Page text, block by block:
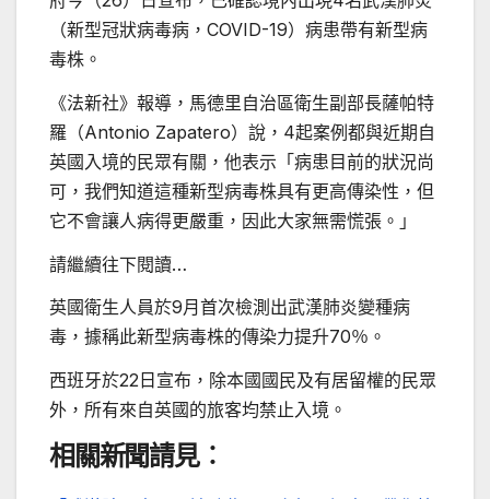
（新型冠狀病毒病，COVID-19）病患帶有新型病
毒株。
《法新社》報導，馬德里自治區衛生副部長薩帕特
羅（Antonio Zapatero）說，4起案例都與近期自
英國入境的民眾有關，他表示「病患目前的狀況尚
可，我們知道這種新型病毒株具有更高傳染性，但
它不會讓人病得更嚴重，因此大家無需慌張。」
請繼續往下閱讀…
英國衛生人員於9月首次檢測出武漢肺炎變種病
毒，據稱此新型病毒株的傳染力提升70％。
西班牙於22日宣布，除本國國民及有居留權的民眾
外，所有來自英國的旅客均禁止入境。
相關新聞請見︰